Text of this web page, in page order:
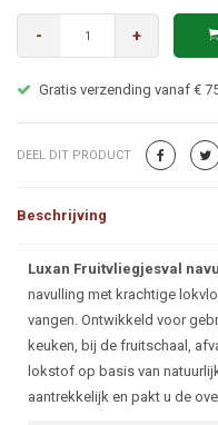
- +
Gratis verzending vanaf €
DEEL DIT PRODUCT
Beschrijving
Beschrijving
Luxan Fruitvliegjesval
navulling met krachtige
vangen. Ontwikkeld voor
keuken, bij de fruitschaal,
lokstof op basis van
aantrekkelijk en pakt u de